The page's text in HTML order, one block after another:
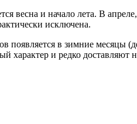
весна и начало лета. В
исключена.
появляется в зимние месяцы
характер и редко